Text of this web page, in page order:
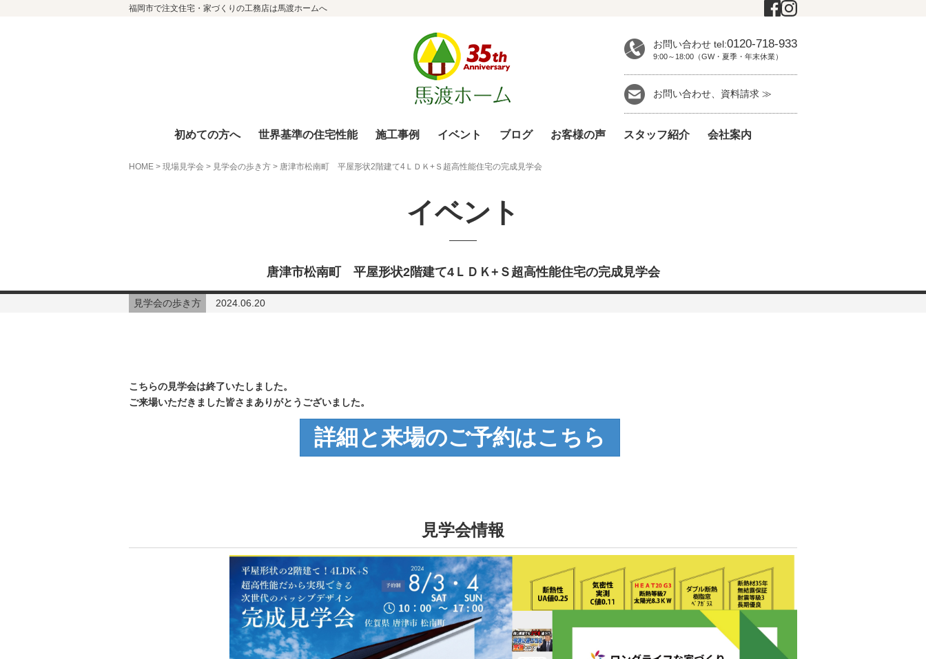
福岡市で注文住宅・家づくりの工務店は馬渡ホームへ
初めての方へ 世界基準の住宅性能 施工事例 イベント ブログ お客様の声 スタッフ紹介 会社案内
お問い合わせ tel:0120-718-933
9:00～18:00（GW・夏季・年末休業）
お問い合わせ、資料請求 ≫
HOME > 現場見学会 > 見学会の歩き方 > 唐津市松南町 平屋形状2階建て4ＬＤＫ+Ｓ超高性能住宅の完成見学会
イベント
唐津市松南町 平屋形状2階建て4ＬＤＫ+Ｓ超高性能住宅の完成見学会
見学会の歩き方 2024.06.20
こちらの見学会は終了いたしました。
ご来場いただきました皆さまありがとうございました。
詳細と来場のご予約はこちら
見学会情報